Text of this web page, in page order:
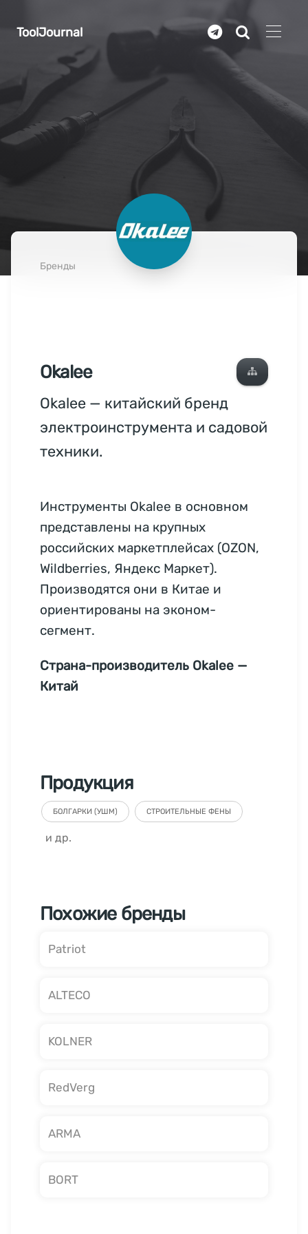
ToolJournal
Бренды
Okalee
Okalee — китайский бренд
электроинструмента и садовой
техники.
Инструменты Okalee в основном
представлены на крупных
российских маркетплейсах (OZON,
Wildberries, Яндекс Маркет).
Производятся они в Китае и
ориентированы на эконом-
сегмент.
Страна-производитель Okalee —
Китай
Продукция
БОЛГАРКИ (УШМ) СТРОИТЕЛЬНЫЕ ФЕНЫ
и др.
Похожие бренды
Patriot
ALTECO
KOLNER
RedVerg
ARMA
BORT